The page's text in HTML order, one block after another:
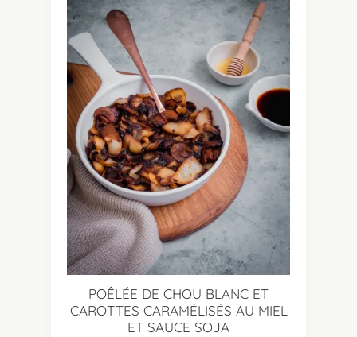
POÊLÉE DE CHOU BLANC ET
CAROTTES CARAMÉLISÉS AU MIEL
ET SAUCE SOJA